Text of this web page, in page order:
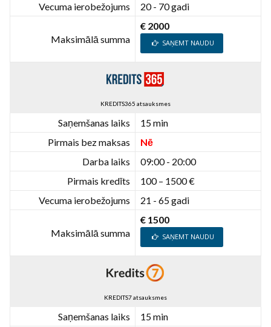
Vecuma ierobežojums
20 - 70 gadi
Maksimālā summa
€ 2000
SAŅEMT NAUDU
KREDITS365 atsauksmes
Saņemšanas laiks
15 min
Pirmais bez maksas
Nē
Darba laiks
09:00 - 20:00
Pirmais kredīts
100 – 1500 €
Vecuma ierobežojums
21 - 65 gadi
Maksimālā summa
€ 1500
SAŅEMT NAUDU
KREDITS7 atsauksmes
Saņemšanas laiks
15 min